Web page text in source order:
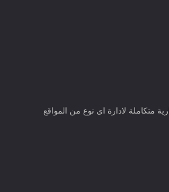
متكاملة لادارة اى نوع من المواقع